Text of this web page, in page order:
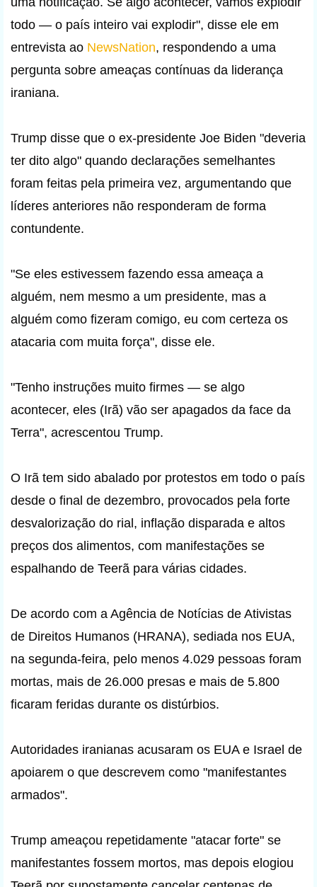
todo — o país inteiro vai explodir", disse ele em
entrevista ao NewsNation, respondendo a uma
pergunta sobre ameaças contínuas da liderança
iraniana.
Trump disse que o ex-presidente Joe Biden "deveria
ter dito algo" quando declarações semelhantes
foram feitas pela primeira vez, argumentando que
líderes anteriores não responderam de forma
contundente.
"Se eles estivessem fazendo essa ameaça a
alguém, nem mesmo a um presidente, mas a
alguém como fizeram comigo, eu com certeza os
atacaria com muita força", disse ele.
"Tenho instruções muito firmes — se algo
acontecer, eles (Irã) vão ser apagados da face da
Terra", acrescentou Trump.
O Irã tem sido abalado por protestos em todo o país
desde o final de dezembro, provocados pela forte
desvalorização do rial, inflação disparada e altos
preços dos alimentos, com manifestações se
espalhando de Teerã para várias cidades.
De acordo com a Agência de Notícias de Ativistas
de Direitos Humanos (HRANA), sediada nos EUA,
na segunda-feira, pelo menos 4.029 pessoas foram
mortas, mais de 26.000 presas e mais de 5.800
ficaram feridas durante os distúrbios.
Autoridades iranianas acusaram os EUA e Israel de
apoiarem o que descrevem como "manifestantes
armados".
Trump ameaçou repetidamente "atacar forte" se
manifestantes fossem mortos, mas depois elogiou